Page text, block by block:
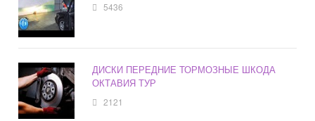
5436
ДИСКИ ПЕРЕДНИЕ ТОРМОЗНЫЕ ШКОДА
ОКТАВИЯ ТУР
2121